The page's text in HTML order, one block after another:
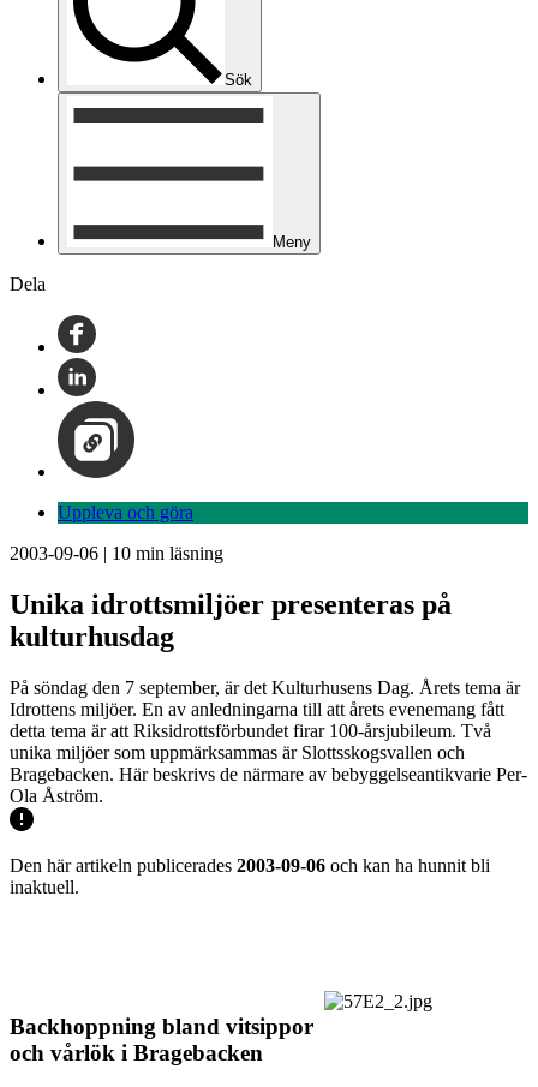
Sök
Meny
Dela
Uppleva och göra
2003-09-06 | 10 min läsning
Unika idrottsmiljöer presenteras på
kulturhusdag
På söndag den 7 september, är det Kulturhusens Dag. Årets tema är
Idrottens miljöer. En av anledningarna till att årets evenemang fått
detta tema är att Riksidrottsförbundet firar 100-årsjubileum. Två
unika miljöer som uppmärksammas är Slottsskogsvallen och
Bragebacken. Här beskrivs de närmare av bebyggelseantikvarie Per-
Ola Åström.
Den här artikeln publicerades 2003-09-06 och kan ha hunnit bli
inaktuell.
Backhoppning bland vitsippor
och vårlök i Bragebacken